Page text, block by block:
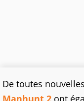
De toutes
Manhunt 2 ont